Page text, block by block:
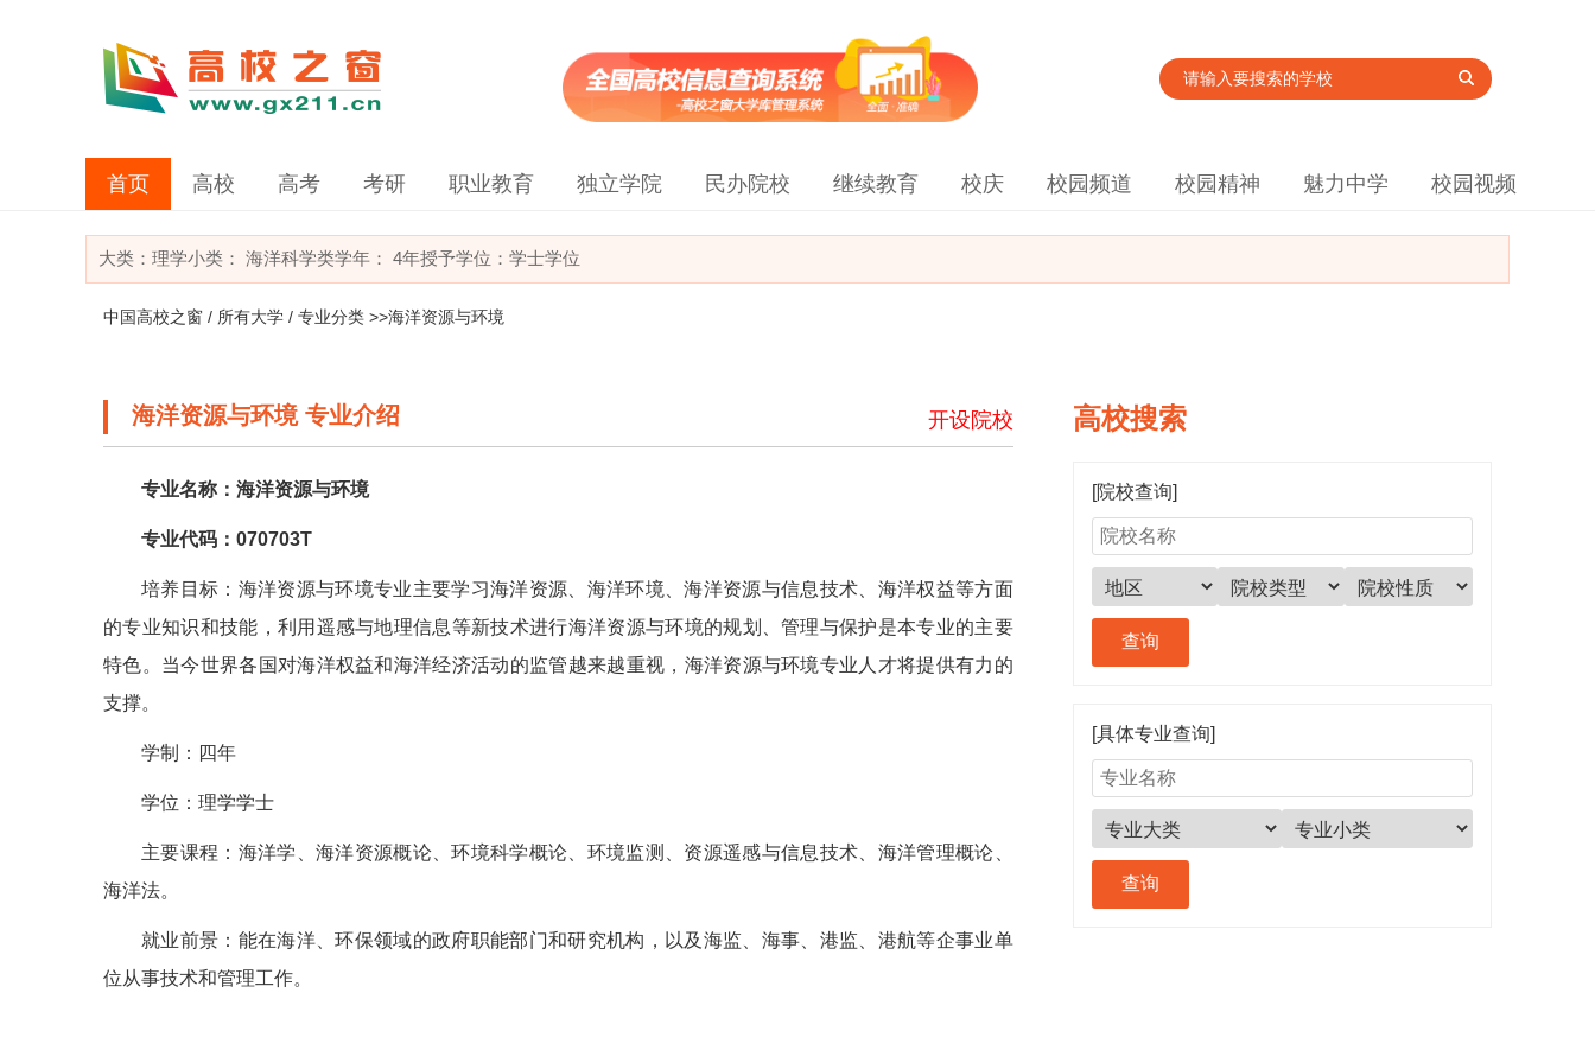
首页 高校 高考 考研 职业教育 独立学院 民办院校 继续教育 校庆 校园频道 校园精神 魅力中学 校园视频
大类： 理学小类： 海洋科学类学年： 4年授予学位：学士学位
中国高校之窗 / 所有大学 / 专业分类 >>海洋资源与环境
海洋资源与环境 专业介绍 开设院校
专业名称：海洋资源与环境
专业代码：070703T
培养目标：海洋资源与环境专业主要学习海洋资源、海洋环境、海洋资源与信息技术、海洋权益等方面
的专业知识和技能，利用遥感与地理信息等新技术进行海洋资源与环境的规划、管理与保护是本专业的主要
特色。当今世界各国对海洋权益和海洋经济活动的监管越来越重视，海洋资源与环境专业人才将提供有力的
支撑。
学制：四年
学位：理学学士
主要课程：海洋学、海洋资源概论、环境科学概论、环境监测、资源遥感与信息技术、海洋管理概论、
海洋法。
就业前景：能在海洋、环保领域的政府职能部门和研究机构，以及海监、海事、港监、港航等企事业单
位从事技术和管理工作。
高校搜索
[院校查询]
[具体专业查询]